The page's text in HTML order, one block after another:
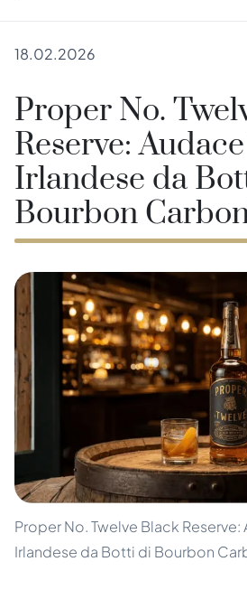
18.02.2026
Proper No.
Reserve:
Irlandese da
Bourbon
Proper No. Twelve Black
Irlandese da Botti di Bourbon